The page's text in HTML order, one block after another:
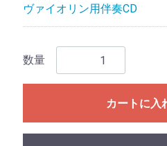
ヴァイオリン用伴奏CD
数量
カートに入